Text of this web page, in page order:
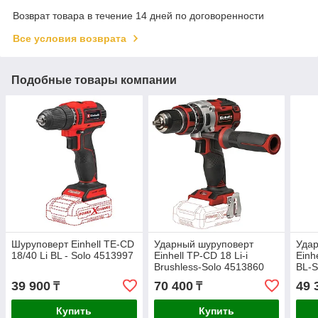
Возврат товара в течение 14 дней по договоренности
Все условия возврата
Подобные товары компании
Шуруповерт Einhell TE-CD
18/40 Li BL - Solo 4513997
39 900 ₸
Купить
Ударный шуруповерт
Einhell TP-CD 18 Li-i
Brushless-Solo 4513860
70 400₸
Купить
BL-
49